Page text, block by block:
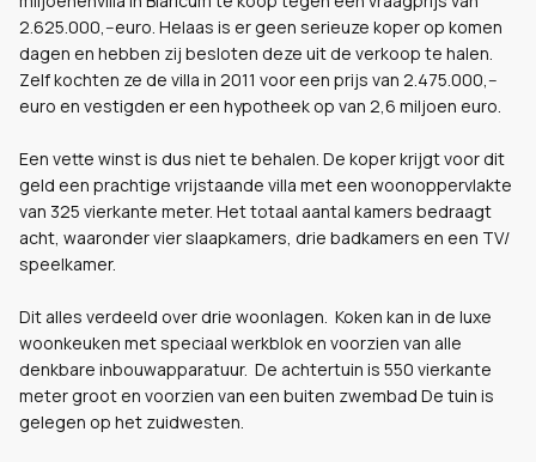
2.625.000,--euro. Helaas is er geen serieuze koper op komen
dagen en hebben zij besloten deze uit de verkoop te halen.
Zelf kochten ze de villa in 2011 voor een prijs van 2.475.000,--
euro en vestigden er een hypotheek op van 2,6 miljoen euro.
Een vette winst is dus niet te behalen. De koper krijgt voor dit
geld een prachtige vrijstaande villa met een woonoppervlakte
van 325 vierkante meter. Het totaal aantal kamers bedraagt
acht, waaronder vier slaapkamers, drie badkamers en een TV/
speelkamer.
Dit alles verdeeld over drie woonlagen. Koken kan in de luxe
woonkeuken met speciaal werkblok en voorzien van alle
denkbare inbouwapparatuur. De achtertuin is 550 vierkante
meter groot en voorzien van een buiten zwembad De tuin is
gelegen op het zuidwesten.